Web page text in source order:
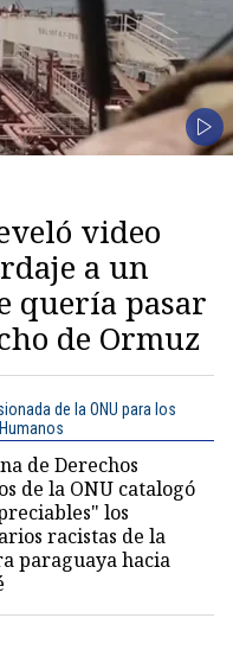
video
a un
quería pasar
de Ormuz
de la ONU para los
de Derechos
de la ONU catalogó
los
racistas de la
paraguaya hacia